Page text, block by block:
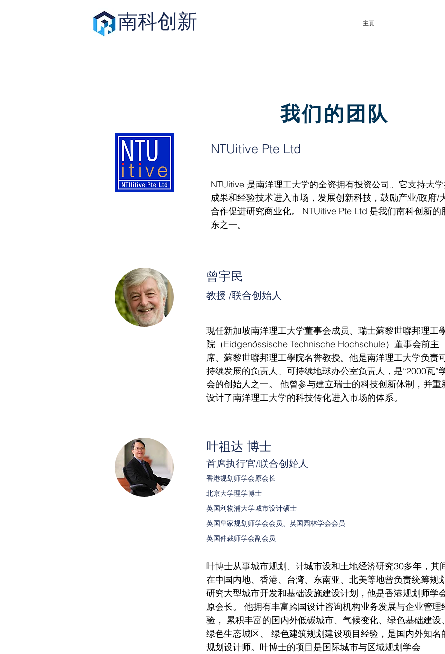
南科创新 主頁
我们的团队
NTUitive Pte Ltd
NTUitive 是南洋理工大学的全资拥有投资公司。它支持大
成果和经验技术进入市场，发展创新科技，鼓励产业/政府/
合作促进研究商业化。 NTUitive Pte Ltd 是我们南科创新的
东之一。
曾宇民
教授 /联合创始人
现任新加坡南洋理工大学董事会成员、瑞士蘇黎世聯邦理工
院（Eidgenössische Technische Hochschule）董事会前主
席、蘇黎世聯邦理工學院名誉教授。他是南洋理工大学负责
持续发展的负责人、可持续地球办公室负责人，是“2000瓦”
会的创始人之一。 他曾参与建立瑞士的科技创新体制，并重
设计了南洋理工大学的科技传化进入市场的体系。
叶祖达 博士
首席执行官/联合创始人
香港规划师学会原会长
北京大学理学博士
英国利物浦大学城市设计硕士
英国皇家规划师学会会员、英国园林学会会员
英国仲裁师学会副会员​
叶博士从事城市规划、计城市设和土地经济研究30多年，其
在中国内地、香港、台湾、东南亚、北美等地曾负责统筹规
研究大型城市开发和基础设施建设计划，他是香港规划师学
原会长。 他拥有丰富跨国设计咨询机构业务发展与企业管理
验， 累积丰富的国内外低碳城市、气候变化、绿色基础建设、
绿色生态城区、 绿色建筑规划建设项目经验，是国内外知名
规划设计师。叶博士的项目是国际城市与区域规划学会